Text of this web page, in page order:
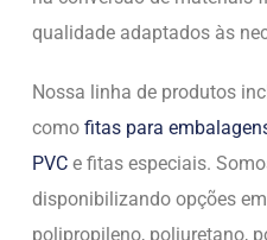
qualidade adaptados às
Nossa linha de produtos
como fitas para
PVC e fitas especiais.
disponibilizando opções
polipropileno, poliuretano,